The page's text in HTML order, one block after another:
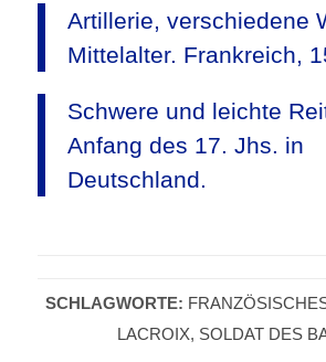
Artillerie, verschiedene
Mittelalter. Frankreich,
Schwere und leichte
Anfang des 17. Jhs. in
Deutschland.
SCHLAGWORTE:
LACROIX, SOLDAT DES